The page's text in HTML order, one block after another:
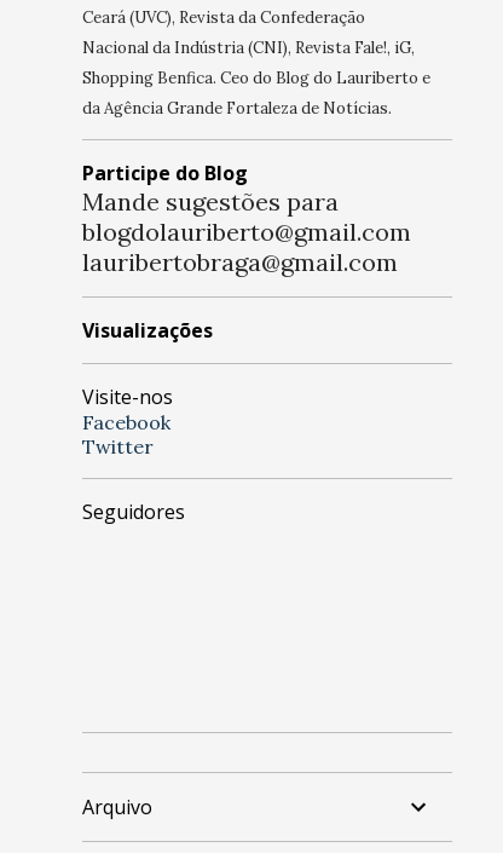
Ceará (UVC), Revista da Confederação
Nacional da Indústria (CNI), Revista Fale!, iG,
Shopping Benfica. Ceo do Blog do Lauriberto e
da Agência Grande Fortaleza de Notícias.
Participe do Blog
Mande sugestões para
blogdolauriberto@gmail.com
lauribertobraga@gmail.com
Visualizações
Visite-nos
Facebook
Twitter
Seguidores
Arquivo